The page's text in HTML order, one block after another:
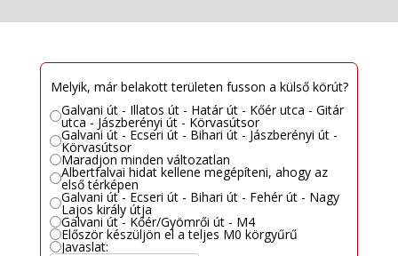
Melyik, már belakott területen fusson a külső körút?
Galvani út - Illatos út - Határ út - Kőér utca - Gitár
utca - Jászberényi út - Körvasútsor
Galvani út - Ecseri út - Bihari út - Jászberényi út -
Körvasútsor
Maradjon minden változatlan
Albertfalvai hidat kellene megépíteni, ahogy az
első térképen
Galvani út - Ecseri út - Bihari út - Fehér út - Nagy
Lajos király útja
Galvani út - Kőér/Gyömrői út - M4
Először készüljön el a teljes M0 körgyűrű
Javaslat: